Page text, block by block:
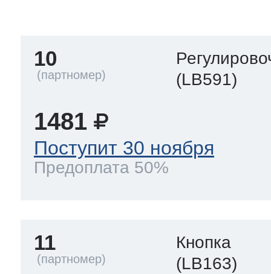
морозилок
холод.камер
10
(LB591)
1481
Поступит 30 ноября
Предоплата 50%
11
Кнопка
(LB163)